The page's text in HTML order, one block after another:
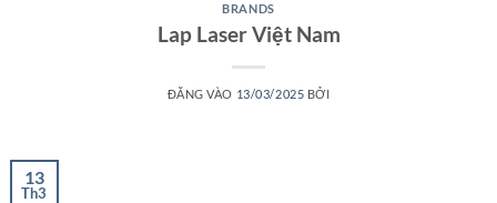
BRANDS
Lap Laser Việt Nam
ĐĂNG VÀO 13/03/2025 BỞI
13
Th3